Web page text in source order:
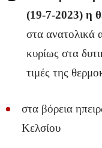
(19-7-2023) η
στα ανατολικά
κυρίως στα
τιμές της
στα βόρεια
Κελσίου